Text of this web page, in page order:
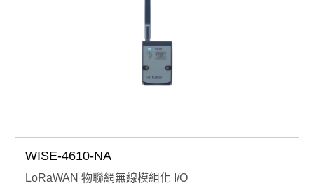
WISE-4610-NA
LoRaWAN 物聯網無線模組化 I/O